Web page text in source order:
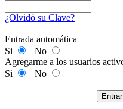
¿Olvidó su Clave?
Entrada automática
Si
No
Agregarme a los usuarios
Si
No